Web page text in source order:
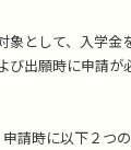
として、入学金
出願時に申請が
請時に以下２つ